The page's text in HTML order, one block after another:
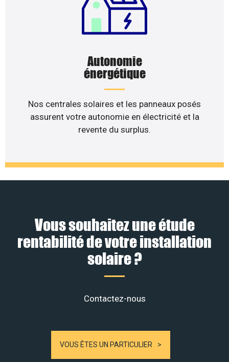
Autonomie
énergétique
Nos centrales solaires et les panneaux posés
assurent votre autonomie en électricité et la
revente du surplus.
Vous souhaitez une étude
rentabilité de votre installation
solaire ?
Contactez-nous
VOUS ÊTES UN PARTICULIER